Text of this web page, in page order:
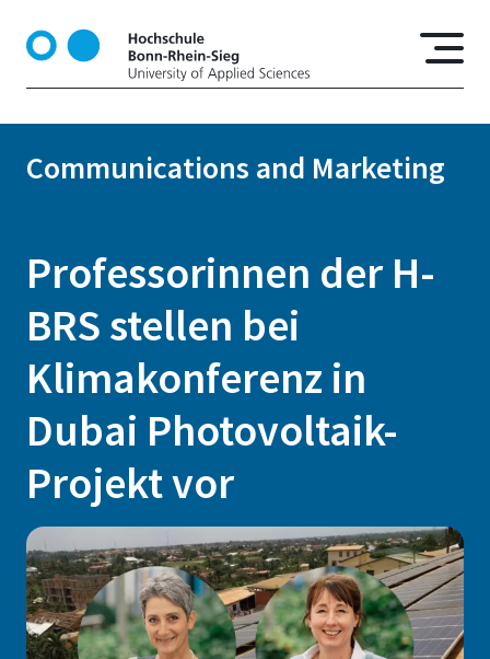
t
Communications and Marketing
Professorinnen der H-
BRS stellen bei
Klimakonferenz in
Dubai Photovoltaik-
Projekt vor